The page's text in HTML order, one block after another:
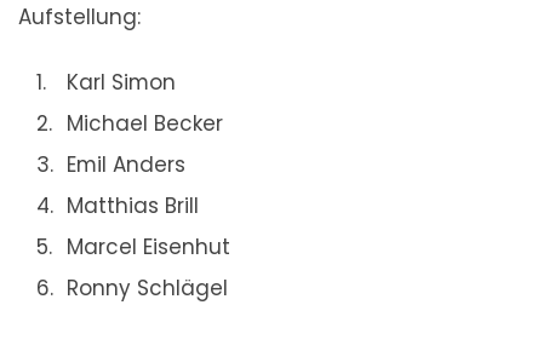
Aufstellung:
Karl Simon
Michael Becker
Emil Anders
Matthias Brill
Marcel Eisenhut
Ronny Schlägel